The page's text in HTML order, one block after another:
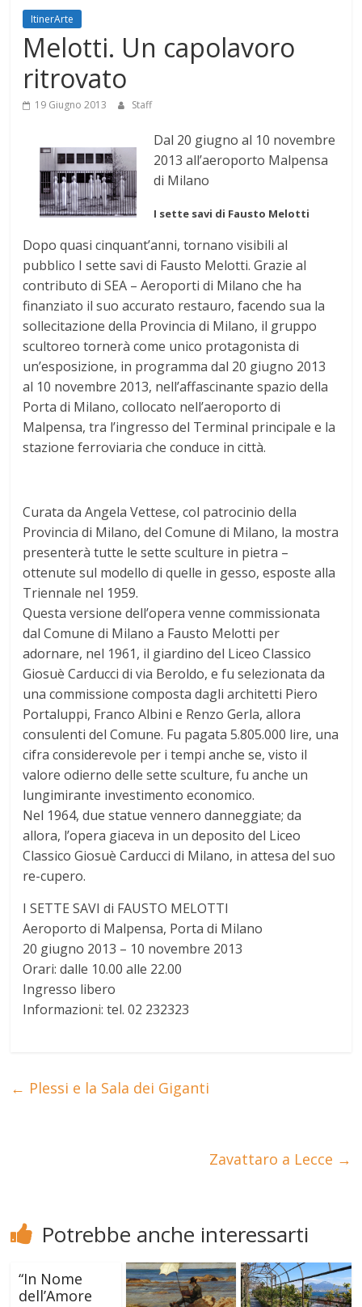
Mensile
arte,
cultura,
ItinerArte
Melotti. Un capolavoro
ritrovato
19 Giugno 2013 Staff
Dal 20 giugno al 10 novembre
2013 all’aeroporto Malpensa
di Milano
I sette savi di Fausto Melotti
Dopo quasi cinquant’anni, tornano visibili al
pubblico I sette savi di Fausto Melotti. Grazie al
contributo di SEA – Aeroporti di Milano che ha
finanziato il suo accurato restauro, facendo sua la
sollecitazione della Provincia di Milano, il gruppo
scultoreo tornerà come unico protagonista di
un’esposizione, in programma dal 20 giugno 2013
al 10 novembre 2013, nell’affascinante spazio della
Porta di Milano, collocato nell’aeroporto di
Malpensa, tra l’ingresso del Terminal principale e la
stazione ferroviaria che conduce in città.
Curata da Angela Vettese, col patrocinio della
Provincia di Milano, del Comune di Milano, la mostra
presenterà tutte le sette sculture in pietra –
ottenute sul modello di quelle in gesso, esposte alla
Triennale nel 1959.
Questa versione dell’opera venne commissionata
dal Comune di Milano a Fausto Melotti per
adornare, nel 1961, il giardino del Liceo Classico
Giosuè Carducci di via Beroldo, e fu selezionata da
una commissione composta dagli architetti Piero
Portaluppi, Franco Albini e Renzo Gerla, allora
consulenti del Comune. Fu pagata 5.805.000 lire, una
cifra considerevole per i tempi anche se, visto il
valore odierno delle sette sculture, fu anche un
lungimirante investimento economico.
Nel 1964, due statue vennero danneggiate; da
allora, l’opera giaceva in un deposito del Liceo
Classico Giosuè Carducci di Milano, in attesa del suo
re-cupero.
I SETTE SAVI di FAUSTO MELOTTI
Aeroporto di Malpensa, Porta di Milano
20 giugno 2013 – 10 novembre 2013
Orari: dalle 10.00 alle 22.00
Ingresso libero
Informazioni: tel. 02 232323
← Plessi e la Sala dei Giganti
Zavattaro a Lecce →
Potrebbe anche interessarti
“In Nome
dell’Amore